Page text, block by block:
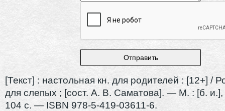
[Текст] : настольная кн. для родителей : [12+] /
для слепых ; [сост. А. В. Саматова]. — М. : [б.
104 с. — ISBN 978-5-419-03611-6.